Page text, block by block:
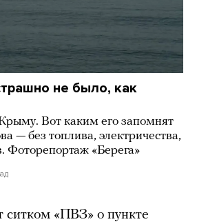
не было, как
Вот каким его запомнят
— без топлива, электричества,
Фоторепортаж «Берега»
ситком «ПВЗ» о пункте